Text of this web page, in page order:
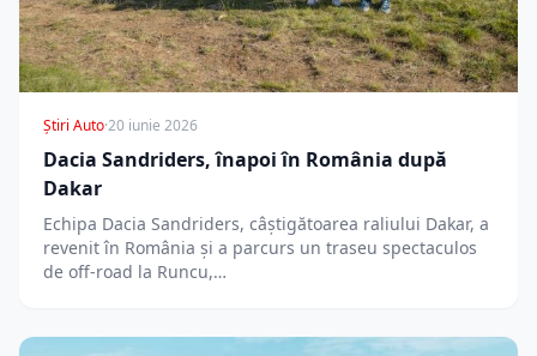
Știri Auto·20 iunie 2026
Dacia Sandriders, înapoi în România după
Dakar
Echipa Dacia Sandriders, câștigătoarea raliului Dakar, a
revenit în România și a parcurs un traseu spectaculos
de off-road la Runcu,…